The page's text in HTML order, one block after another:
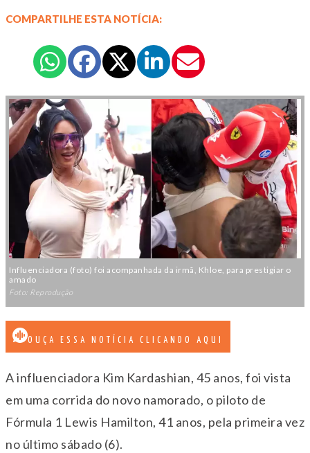
COMPARTILHE ESTA NOTÍCIA:
Influenciadora (foto) foi acompanhada da irmã, Khloe, para prestigiar o
amado
Foto: Reprodução
OUÇA ESSA NOTÍCIA CLICANDO AQUI
A influenciadora Kim Kardashian, 45 anos, foi vista
em uma corrida do novo namorado, o piloto de
Fórmula 1 Lewis Hamilton, 41 anos, pela primeira vez
no último sábado (6).